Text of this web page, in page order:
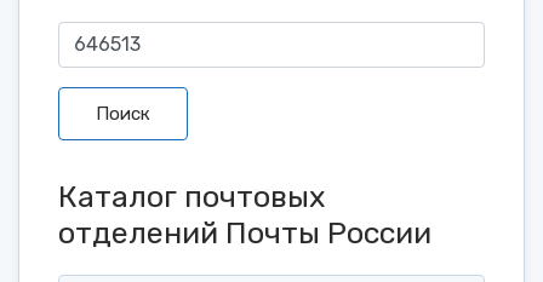
Поиск
Каталог почтовых
отделений Почты России